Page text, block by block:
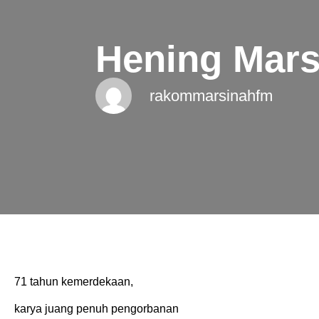
Hening
rakommarsinahfm
71 tahun kemerdekaan,
karya juang penuh pengorbanan